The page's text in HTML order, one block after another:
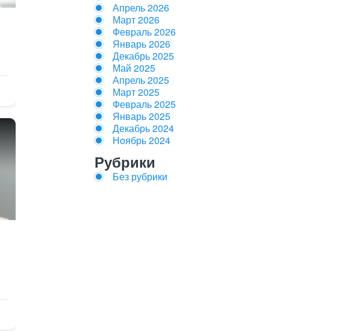
Апрель 2026
Март 2026
Февраль 2026
Январь 2026
Декабрь 2025
Май 2025
Апрель 2025
Март 2025
Февраль 2025
Январь 2025
Декабрь 2024
Ноябрь 2024
Рубрики
Без рубрики